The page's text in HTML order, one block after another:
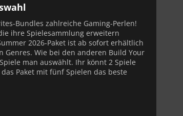
Bundles zahlreiche Gaming-Perlen!
ihre Spielesammlung erweitern
2026-Paket ist ab sofort erhältlich
Wie bei den anderen Build Your
man auswählt. Ihr könnt 2 Spiele
Paket mit fünf Spielen das beste